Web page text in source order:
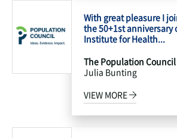
With great pleasure I
the 50+1st anniversary
Institute for Health...
The Population Council
Julia Bunting
VIEW MORE